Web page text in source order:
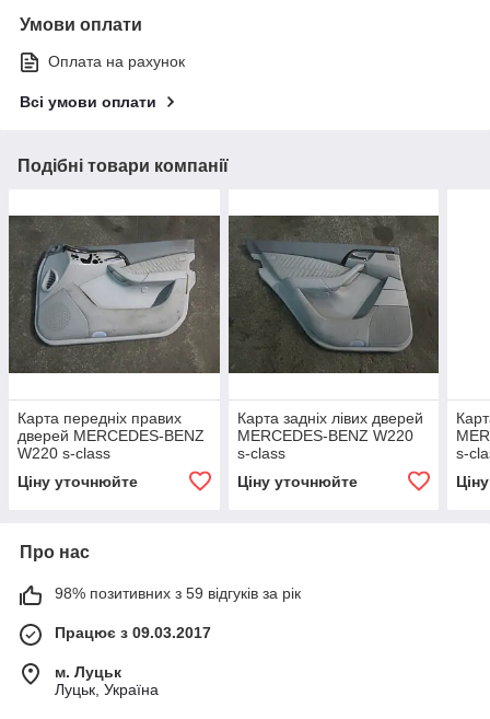
Умови оплати
Оплата на рахунок
Всі умови оплати
Подібні товари компанії
Карта передніх правих
дверей MERCEDES-BENZ
W220 s-class
Ціну уточнюйте
Карта задніх лівих дверей
MERCEDES-BENZ W220
s-class
Ціну уточнюйте
s-
Про нас
98% позитивних з 59 відгуків за рік
Працює з 09.03.2017
м. Луцьк
Луцьк, Україна